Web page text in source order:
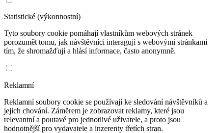
Statistické (výkonnostní)
Tyto soubory cookie pomáhají vlastníkům webových stránek
porozumět tomu, jak návštěvníci interagují s webovými stránkami
tím, že shromažďují a hlásí informace, často anonymně.
Reklamní
Reklamní soubory cookie se používají ke sledování návštěvníků a
jejich chování. Záměrem je zobrazovat reklamy, které jsou
relevantní a poutavé pro jednotlivé uživatele, a proto jsou
hodnotnější pro vydavatele a inzerenty třetích stran.